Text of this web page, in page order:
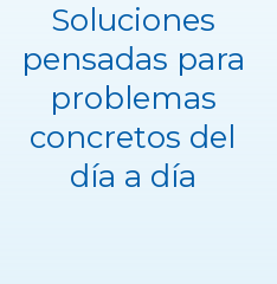
Soluciones
pensadas para
problemas
concretos del
día a día